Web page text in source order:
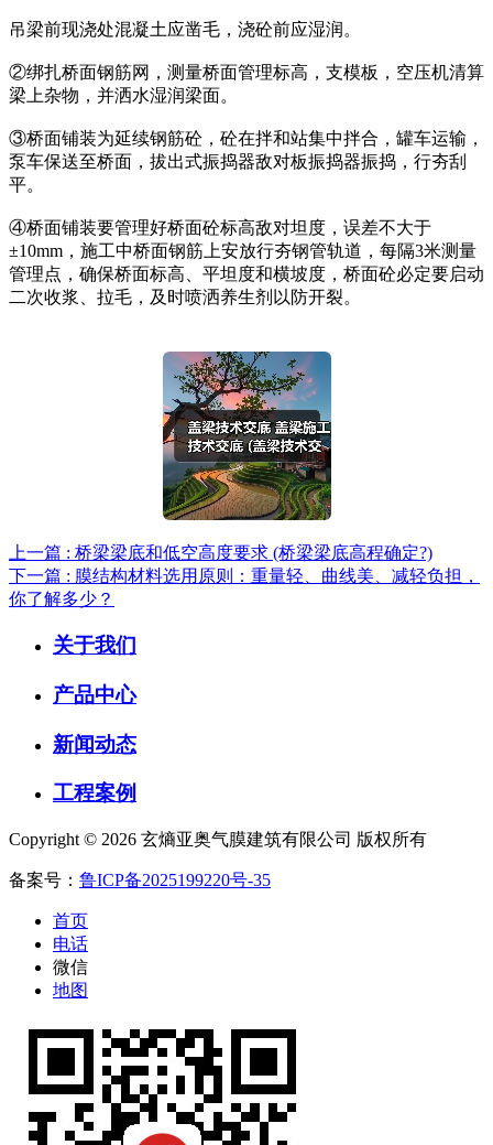
吊梁前现浇处混凝土应凿毛，浇砼前应湿润。
②绑扎桥面钢筋网，测量桥面管理标高，支模板，空压机清算
梁上杂物，并洒水湿润梁面。
③桥面铺装为延续钢筋砼，砼在拌和站集中拌合，罐车运输，
泵车保送至桥面，拔出式振捣器敌对板振捣器振捣，行夯刮
平。
④桥面铺装要管理好桥面砼标高敌对坦度，误差不大于
±10mm，施工中桥面钢筋上安放行夯钢管轨道，每隔3米测量
管理点，确保桥面标高、平坦度和横坡度，桥面砼必定要启动
二次收浆、拉毛，及时喷洒养生剂以防开裂。
上一篇 : 桥梁梁底和低空高度要求 (桥梁梁底高程确定?)
下一篇 : 膜结构材料选用原则：重量轻、曲线美、减轻负担，
你了解多少？
关于我们
产品中心
新闻动态
工程案例
Copyright © 2026 玄熵亚奥气膜建筑有限公司 版权所有
备案号： 鲁ICP备2025199220号-35
首页
电话
微信
地图